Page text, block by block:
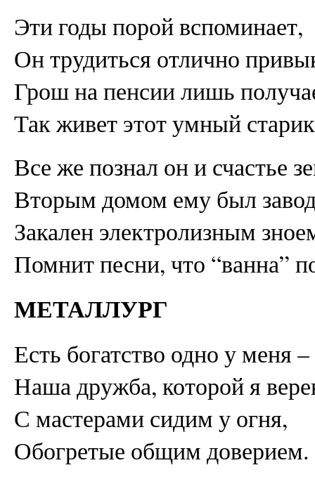
Эти годы порой вспоминает,
Он трудиться отлично
Грош на пенсии лишь
Так живет этот умный
Все же познал он и счастье
Вторым домом ему был
Закален электролизным
Помнит песни, что “ванна”
МЕТАЛЛУРГ
Есть богатство одно у меня –
Наша дружба, которой я
С мастерами сидим у огня,
Обогретые общим доверием.